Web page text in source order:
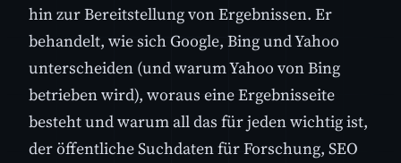
hin zur Bereitstellung von Ergebnissen. Er
behandelt, wie sich Google, Bing und Yahoo
unterscheiden (und warum Yahoo von Bing
betrieben wird), woraus eine Ergebnisseite
besteht und warum all das für jeden wichtig ist,
der öffentliche Suchdaten für Forschung, SEO